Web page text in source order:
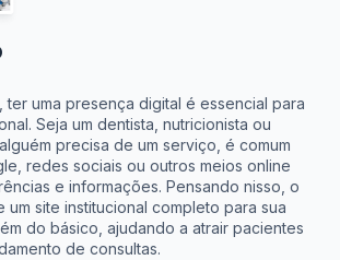
ter uma presença digital é essencial para
Seja um dentista, nutricionista ou
precisa de um serviço, é comum
redes sociais ou outros meios online
e informações. Pensando nisso, o
site institucional completo para sua
do básico, ajudando a atrair pacientes
de consultas.